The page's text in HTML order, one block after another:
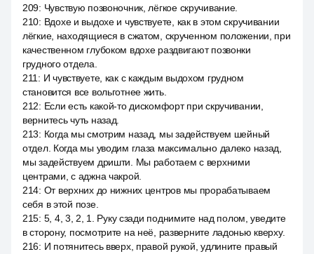
209: Чувствую позвоночник, лёгкое скручивание.
210: Вдохе и выдохе и чувствуете, как в этом скручивании
лёгкие, находящиеся в сжатом, скрученном положении, при
качественном глубоком вдохе раздвигают позвонки
грудного отдела.
211 : И чувствуете, как с каждым выдохом грудном
становится все вольготнее жить.
212: Если есть какой-то дискомфорт при скручивании,
вернитесь чуть назад.
213: Когда мы смотрим назад, мы задействуем шейный
отдел. Когда мы уводим глаза максимально далеко назад,
мы задействуем дришти. Мы работаем с верхними
центрами, с аджна чакрой.
214: От верхних до нижних центров мы прорабатываем
себя в этой позе.
215: 5, 4, 3, 2, 1. Руку сзади поднимите над полом, уведите
в сторону, посмотрите на неё, разверните ладонью кверху.
216: И потянитесь вверх, правой рукой, удлините правый